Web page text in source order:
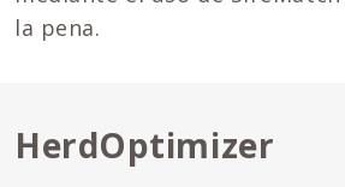
la pena.
HerdOptimizer